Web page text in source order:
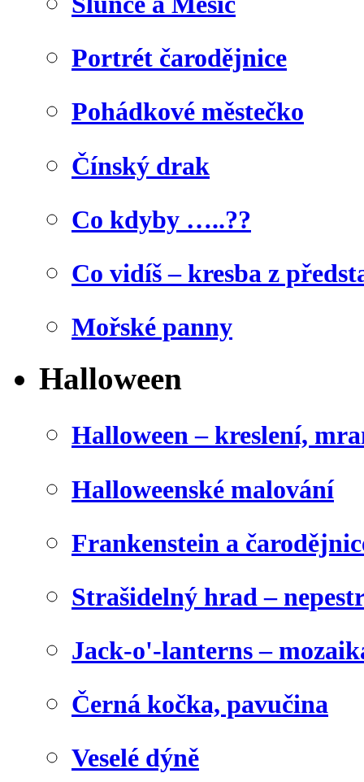
Portrét čarodějnice
Pohádkové městečko
Čínský drak
Co kdyby …..??
Co vidíš – kresba z
Mořské panny
Halloween
Halloween – kreslení,
Halloweenské malování
Frankenstein a
Strašidelný hrad –
Jack-o'-lanterns –
Černá kočka, pavučina
Veselé dýně